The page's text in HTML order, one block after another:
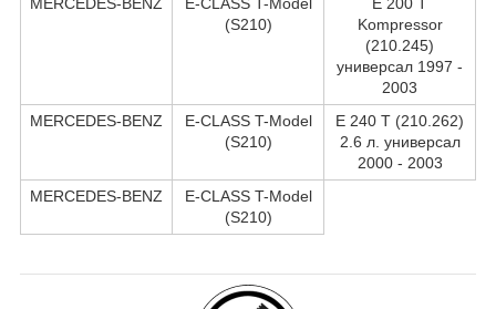
(S210)
Kompressor
(210.245)
универсал 1997 -
2003
MERCEDES-BENZ
E-CLASS T-Model
(S210)
E 240 T (210.262)
2.6 л. универсал
2000 - 2003
MERCEDES-BENZ
E-CLASS T-Model
(S210)